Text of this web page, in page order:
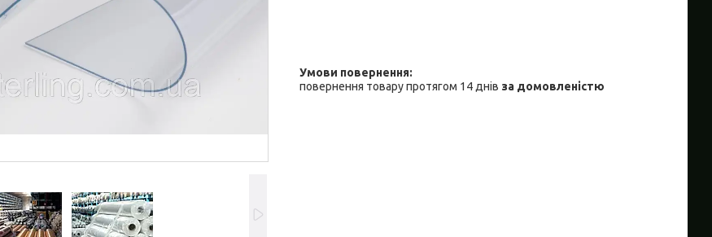
повернення товару протягом 14 днів за домовленістю